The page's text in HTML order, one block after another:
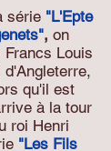
série "L'Epte
, on
Louis
qu'il est
à la tour
roi Henri
"Les Fils